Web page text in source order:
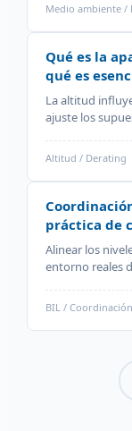
Medio ambiente /
Qué es la
qué es
La altitud
ajuste los
Altitud / Derating
práctica de
Alinear los
entorno reales
BIL / Coordinación